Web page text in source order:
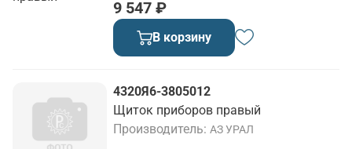
9 547 ₽
В корзину
4320Я6-3805012
Щиток приборов правый
Производитель АЗ УРАЛ